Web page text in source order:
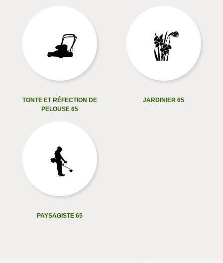
TONTE ET RÉFECTION DE
PELOUSE 65
JARDINIER 65
PAYSAGISTE 65